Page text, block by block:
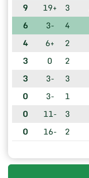
3
+19
9
4
-3
6
2
+6
4
2
0
3
3
-3
3
1
-3
0
3
-11
0
2
-16
0